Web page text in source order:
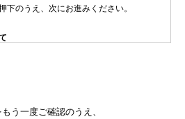
下のうえ、次にお進みください。
株式会社（以下、当社といいます）